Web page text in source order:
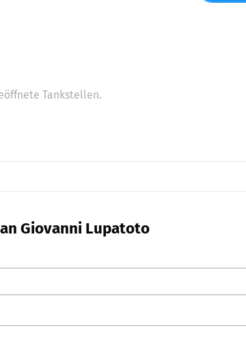
Tankstellen.
Giovanni Lupatoto